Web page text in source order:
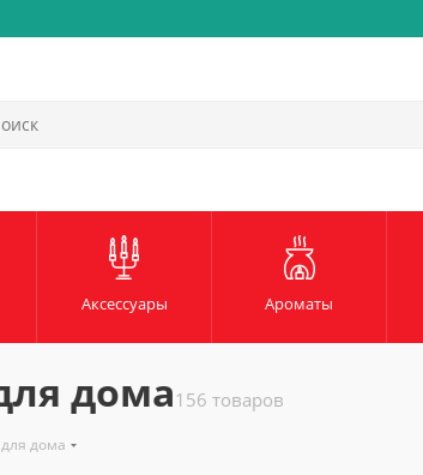
Аксессуары Ароматы
дома 156 товаров
дома